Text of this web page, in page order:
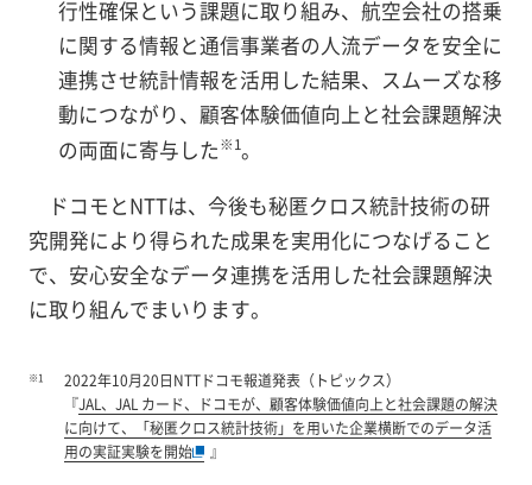
行性確保という課題に取り組み、航空会社の搭乗
に関する情報と通信事業者の人流データを安全に
連携させ統計情報を活用した結果、スムーズな移
動につながり、顧客体験価値向上と社会課題解決
の両面に寄与した※1。
ドコモとNTTは、今後も秘匿クロス統計技術の研
究開発により得られた成果を実用化につなげること
で、安心安全なデータ連携を活用した社会課題解決
に取り組んでまいります。
※1
2022年10月20日NTTドコモ報道発表（トピックス）
『JAL、JAL カード、ドコモが、顧客体験価値向上と社会課題の解決
に向けて、「秘匿クロス統計技術」を用いた企業横断でのデータ活
用の実証実験を開始
』